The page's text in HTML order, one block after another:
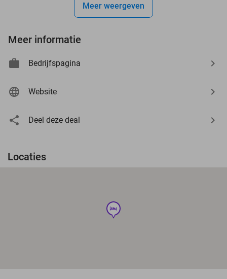
Meer weergeven
Meer informatie
Bedrijfspagina
Website
Deel deze deal
Locaties
hotel